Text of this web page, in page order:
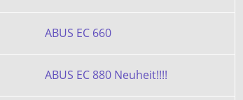
ABUS EC 660
ABUS EC 880 Neuheit!!!!